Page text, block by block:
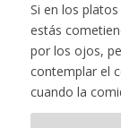
Si en los
estás
por los ojos,
contemplar el
cuando la